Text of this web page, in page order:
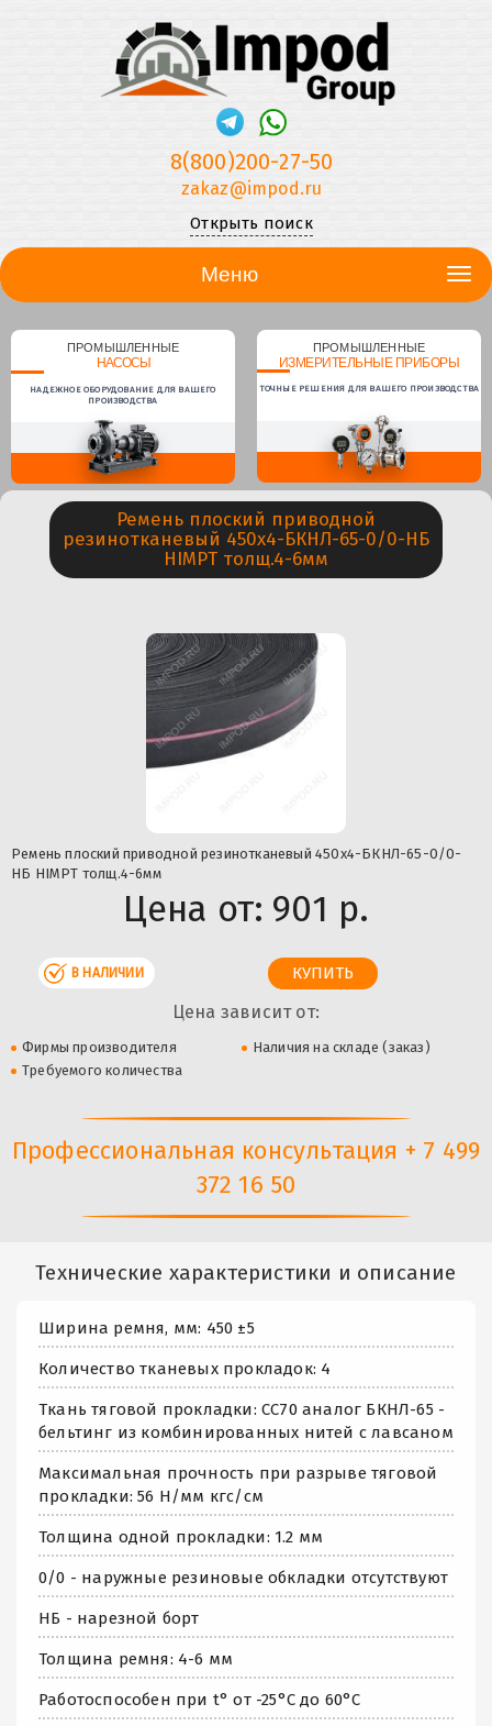
8(800)200-27-50
zakaz@impod.ru
Открыть поиск
Меню
ПРОМЫШЛЕННЫЕ
НАСОСЫ
НАДЕЖНОЕ ОБОРУДОВАНИЕ ДЛЯ ВАШЕГО
ПРОИЗВОДСТВА
ПРОМЫШЛЕННЫЕ
ИЗМЕРИТЕЛЬНЫЕ ПРИБОРЫ
ТОЧНЫЕ РЕШЕНИЯ ДЛЯ ВАШЕГО ПРОИЗВОДСТВА
Ремень плоский приводной
резинотканевый 450х4-БКНЛ-65-0/0-НБ
HIMPT толщ.4-6мм
Ремень плоский приводной резинотканевый 450х4-БКНЛ-65-0/0-
НБ HIMPT толщ.4-6мм
Цена от: 901 р.
В НАЛИЧИИ
Цена зависит от:
Фирмы производителя
Наличия на складе (заказ)
Требуемого количества
Профессиональная консультация + 7 499
372 16 50
Технические характеристики и описание
Ширина ремня, мм: 450 ±5
Количество тканевых прокладок: 4
Ткань тяговой прокладки: СС70 аналог БКНЛ-65 -
бельтинг из комбинированных нитей с лавсаном
Максимальная прочность при разрыве тяговой
прокладки: 56 Н/мм кгс/см
Толщина одной прокладки: 1.2 мм
0/0 - наружные резиновые обкладки отсутствуют
НБ - нарезной борт
Толщина ремня: 4-6 мм
Работоспособен при t° от -25°C до 60°C